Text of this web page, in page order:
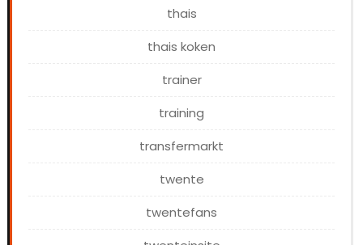
thais
thais koken
trainer
training
transfermarkt
twente
twentefans